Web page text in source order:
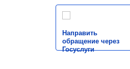
Направить
обращение через
Госуслуги